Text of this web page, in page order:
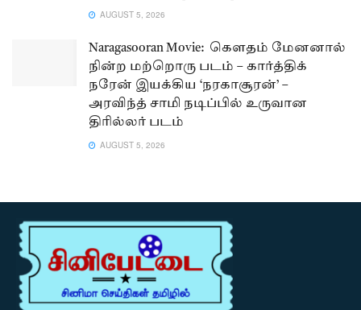
AUGUST 5, 2026
Naragasooran Movie: கௌதம் மேனனால்
நின்ற மற்றொரு படம் – கார்த்திக்
நரேன் இயக்கிய ‘நரகாசூரன்’ –
அரவிந்த் சாமி நடிப்பில் உருவான
திரில்லர் படம்
AUGUST 5, 2026